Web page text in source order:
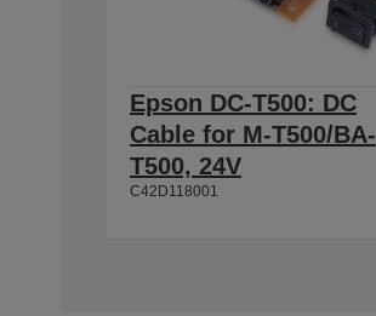
Epson DC-T500: DC
Cable for M-T500/BA-
T500, 24V
C42D118001